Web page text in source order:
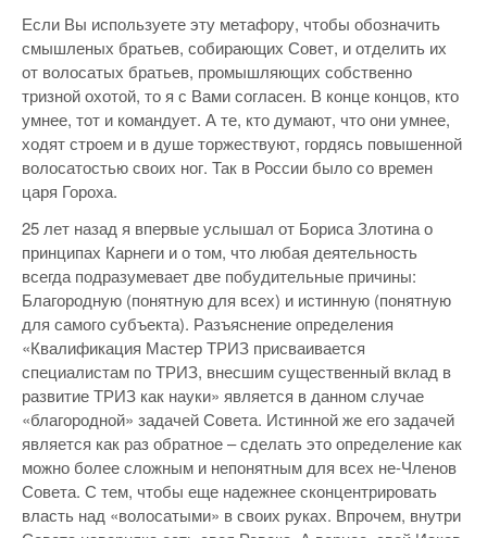
Если Вы используете эту метафору, чтобы обозначить
смышленых братьев, собирающих Совет, и отделить их
от волосатых братьев, промышляющих собственно
тризной охотой, то я с Вами согласен. В конце концов, кто
умнее, тот и командует. А те, кто думают, что они умнее,
ходят строем и в душе торжествуют, гордясь повышенной
волосатостью своих ног. Так в России было со времен
царя Гороха.
25 лет назад я впервые услышал от Бориса Злотина о
принципах Карнеги и о том, что любая деятельность
всегда подразумевает две побудительные причины:
Благородную (понятную для всех) и истинную (понятную
для самого субъекта). Разъяснение определения
«Квалификация Мастер ТРИЗ присваивается
специалистам по ТРИЗ, внесшим существенный вклад в
развитие ТРИЗ как науки» является в данном случае
«благородной» задачей Совета. Истинной же его задачей
является как раз обратное – сделать это определение как
можно более сложным и непонятным для всех не-Членов
Совета. С тем, чтобы еще надежнее сконцентрировать
власть над «волосатыми» в своих руках. Впрочем, внутри